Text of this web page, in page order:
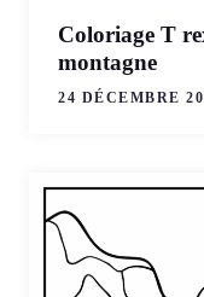
Coloriage T
montagne
24 DÉCEMBRE